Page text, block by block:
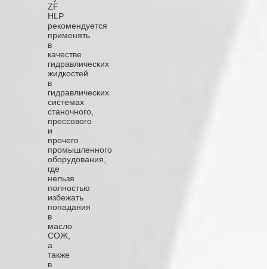
ZF
HLP
рекомендуется
применять
в
качестве
гидравлических
жидкостей
в
гидравлических
системах
станочного,
прессового
и
прочего
промышленного
оборудования,
где
нельзя
полностью
избежать
попадания
в
масло
СОЖ,
а
также
в